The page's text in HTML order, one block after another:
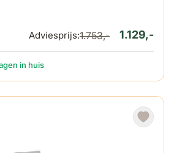
1.129,-
Adviesprijs:1.753,-
in huis